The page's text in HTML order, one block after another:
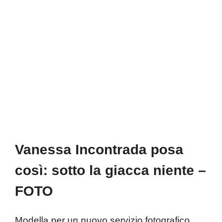
Vanessa Incontrada posa
così: sotto la giacca niente –
FOTO